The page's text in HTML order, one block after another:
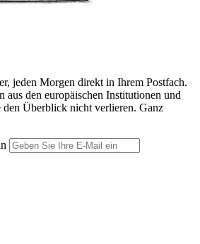
jeden Morgen direkt in Ihrem Postfach.
aus den europäischen Institutionen und
den Überblick nicht verlieren. Ganz